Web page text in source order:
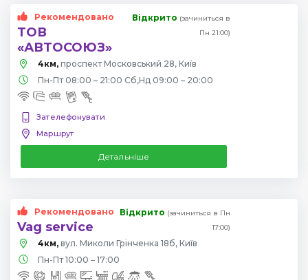
Рекомендовано
ТОВ
«АВТОСОЮЗ»
Відкрито (зачиниться в
Пн 21:00)
4км, проспект Московський 28, Київ
Пн-Пт 08:00 – 21:00 Сб,Нд 09:00 – 20:00
Зателефонувати
Маршрут
Детальніше
Рекомендовано
Vag service
Відкрито (зачиниться в Пн
17:00)
4км, вул. Миколи Грінченка 18б, Київ
Пн-Пт 10:00 – 17:00